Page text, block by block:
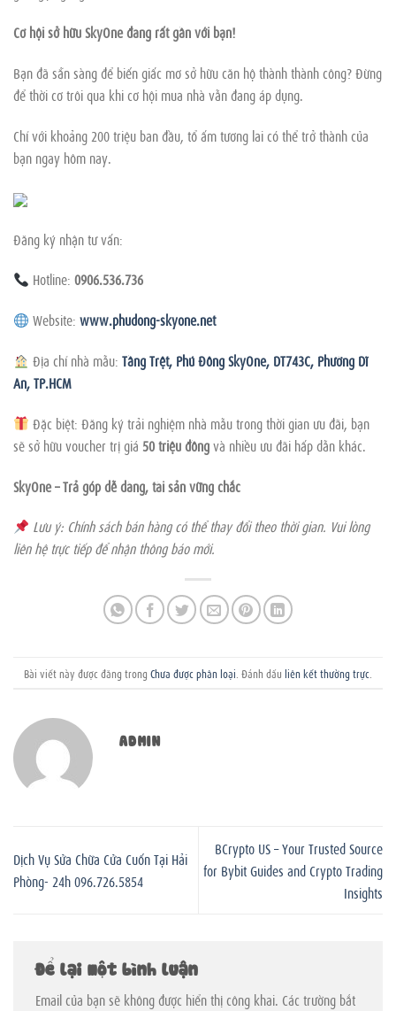
Cơ hội sở hữu SkyOne đang rất gần với bạn!
Bạn đã sẵn sàng để biến giấc mơ sở hữu căn hộ thành thành công? Đừng
để thời cơ trôi qua khi cơ hội mua nhà vẫn đang áp dụng.
Chỉ với khoảng 200 triệu ban đầu, tổ ấm tương lai có thể trở thành của
bạn ngay hôm nay.
Đăng ký nhận tư vấn:
Hotline:0906.536.736
Website:www.phudong-skyone.net
Địa chỉ nhà mẫu:Tầng Trệt, Phú Đông SkyOne, DT743C, Phường Dĩ
An, TP.HCM
Đặc biệt: Đăng ký trải nghiệm nhà mẫu trong thời gian ưu đãi, bạn
sẽ sở hữu voucher trị giá 50 triệu đồngvà nhiều ưu đãi hấp dẫn khác.
SkyOne – Trả góp dễ dàng, tài sản vững chắc
Lưu ý: Chính sách bán hàng có thể thay đổi theo thời gian. Vui lòng
liên hệ trực tiếp để nhận thông báo mới.
Bài viết này được đăng trong Chưa được phân loại . Đánh dấu liên kết thường trực
ADMIN
Dịch Vụ Sửa Chữa Cửa Cuốn Tại Hải
Phòng- 24h 096.726.5854
BCrypto US – Your Trusted Source
for Bybit Guides and Crypto Trading
Insights
Để lại một bình luận
Email của bạn sẽ không được hiển thị công khai. Các trường bắt